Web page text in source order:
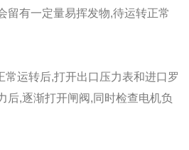
留有一定量易挥发物,待运转正常
运转后,打开出口压力表和进口罗
后,逐渐打开闸阀,同时检查电机负